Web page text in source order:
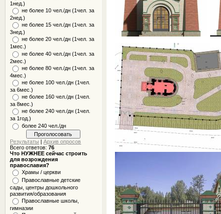
1нед.)
не более 10 чел./дн (1чел. за
2нед.)
не более 15 чел./дн (1чел. за
3нед.)
не более 20 чел./дн (1чел. за
1мес.)
не более 40 чел./дн (1чел. за
2мес.)
не более 80 чел./дн (1чел. за
4мес.)
не более 100 чел./дн (1чел.
за 6мес.)
не более 160 чел./дн (1чел.
за 8мес.)
не более 240 чел./дн (1чел.
за 1год.)
более 240 чел./дн
Результаты |Архив опросов
Всего ответов:76
Что НУЖНЕЕ сейчас строить
для возрождения
православия?
Храмы / церкви
Православные детские
сады, центры дошкольного
развития/образования
Православные школы,
гимназии